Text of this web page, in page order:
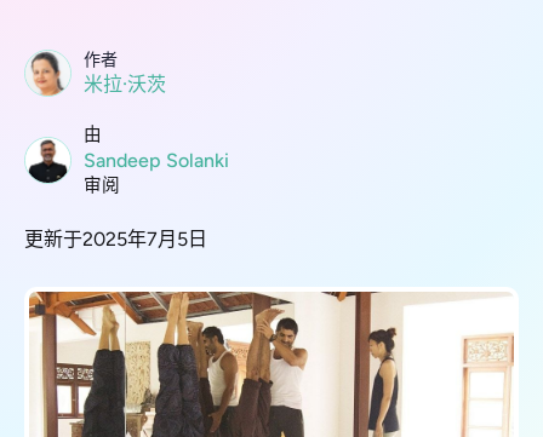
作者
米拉·沃茨
由
Sandeep Solanki
审阅
更新于2025年7月5日